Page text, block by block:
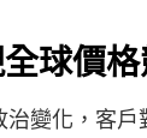
球價
變化，客